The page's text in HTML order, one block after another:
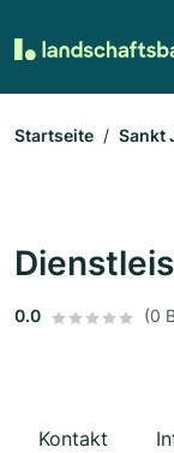
Startseite Sankt
0.0 (0
Kontakt